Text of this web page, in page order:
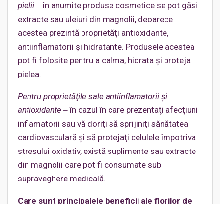
pielii ‒ în anumite produse cosmetice se pot găsi
extracte sau uleiuri din magnolii, deoarece
acestea prezintă proprietăţi antioxidante,
antiinflamatorii şi hidratante. Produsele acestea
pot fi folosite pentru a calma, hidrata şi proteja
pielea.
Pentru proprietăţile sale antiinflamatorii şi
antioxidante ‒ în cazul în care prezentaţi afecţiuni
inflamatorii sau vă doriţi să sprijiniţi sănătatea
cardiovasculară şi să protejaţi celulele împotriva
stresului oxidativ, există suplimente sau extracte
din magnolii care pot fi consumate sub
supraveghere medicală.
Care sunt principalele beneficii ale florilor de